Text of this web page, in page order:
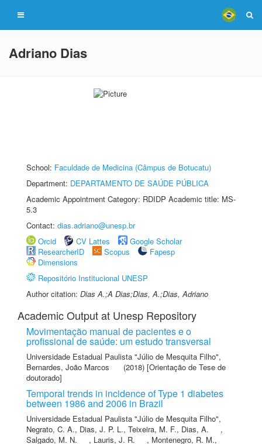
Adriano Dias
School: Faculdade de Medicina (Câmpus de Botucatu)
Department: DEPARTAMENTO DE SAÚDE PÚBLICA
Academic Appointment Category: RDIDP Academic title: MS-
5.3
Contact: dias.adriano@unesp.br
Orcid
CV Lattes
Google Scholar
ResearcherID
Scopus
Fapesp
Dimensions
Repositório Institucional UNESP
Author citation: Dias A.;A Dias;Dias, A.;Dias, Adriano
Academic Output at Unesp Repository
Movimentação manual de pacientes e o
profissional de saúde: um estudo transversal
Universidade Estadual Paulista "Júlio de Mesquita Filho",
Bernardes, João Marcos
(2018) [Orientação de Tese de
doutorado]
Temporal trends in incidence of Type 1 diabetes
between 1986 and 2006 in Brazil
Universidade Estadual Paulista "Júlio de Mesquita Filho",
Negrato, C. A., Dias, J. P. L., Teixeira, M. F., Dias, A.
,
Salgado, M. N.
, Lauris, J. R. , Montenegro, R. M.,